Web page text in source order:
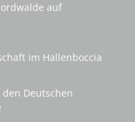
auf
im Hallenboccia
Deutschen